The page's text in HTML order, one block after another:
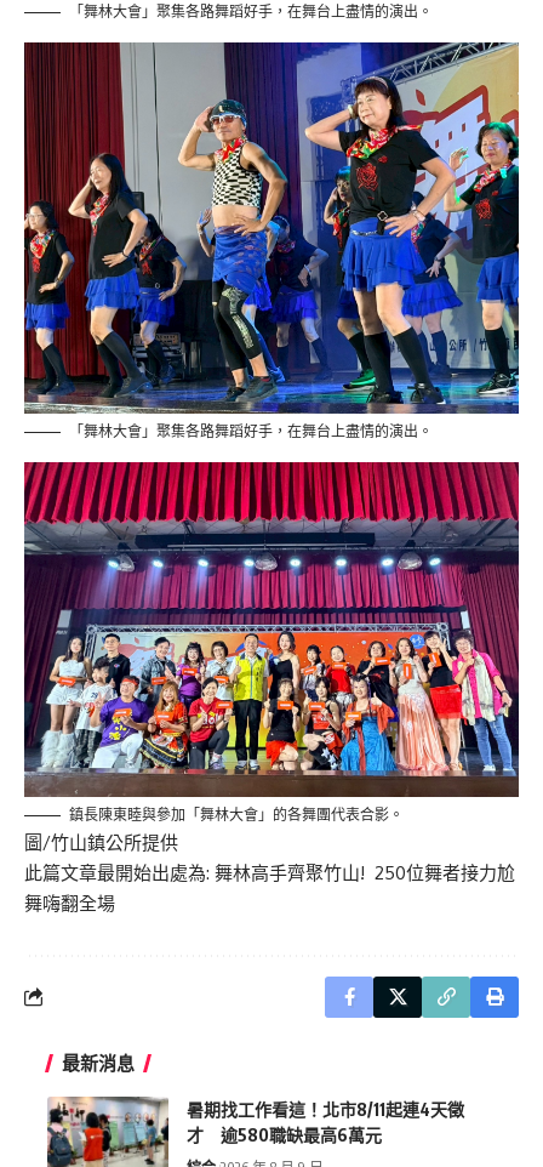
「舞林大會」聚集各路舞蹈好手，在舞台上盡情的演出。
「舞林大會」聚集各路舞蹈好手，在舞台上盡情的演出。
鎮長陳東睦與參加「舞林大會」的各舞團代表合影。
圖/竹山鎮公所提供
此篇文章最開始出處為: 舞林高手齊聚竹山! 250位舞者接力尬
舞嗨翻全場
最新消息
暑期找工作看這！北市8/11起連4天徵
才 逾580職缺最高6萬元